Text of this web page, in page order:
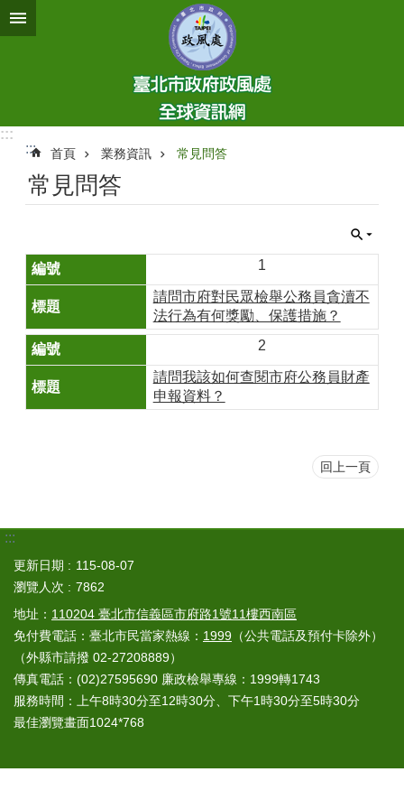
跳到主要內容區塊
:::
:::
首頁 業務資訊 常見問答
常見問答
1
請問市府對民眾檢舉公務員貪瀆不
法行為有何獎勵、保護措施？
2
請問我該如何查閱市府公務員財產
申報資料？
回上一頁
:::
更新日期
115-08-07
瀏覽人次
7862
地址： 110204 臺北市信義區市府路1號11樓西南區
免付費電話：臺北市民當家熱線： 1999 （公共電話及預付卡除外）
（外縣市請撥 02-27208889）
傳真電話：(02)27595690 廉政檢舉專線：1999轉1743
服務時間：上午8時30分至12時30分、下午1時30分至5時30分
最佳瀏覽畫面1024*768